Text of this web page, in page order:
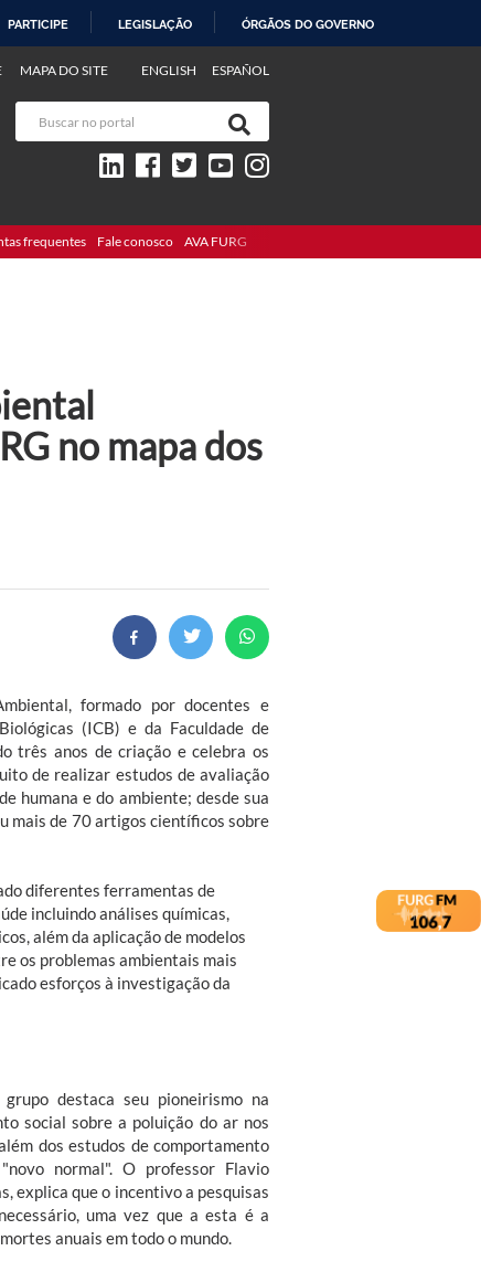
PARTICIPE LEGISLAÇÃO ÓRGÃOS DO GOVERNO
ENGLISH ESPAÑOL
MAPA DO SITE
frequentes Fale conosco AVA FURG
no mapa dos
formado por docentes e
(ICB) e da Faculdade de
três anos de criação e celebra os
de realizar estudos de avaliação
humana e do ambiente; desde sua
mais de 70 artigos científicos sobre
diferentes ferramentas de
incluindo análises químicas,
além da aplicação de modelos
os problemas ambientais mais
esforços à investigação da
destaca seu pioneirismo na
social sobre a poluição do ar nos
dos estudos de comportamento
normal". O professor Flavio
explica que o incentivo a pesquisas
uma vez que a esta é a
anuais em todo o mundo.